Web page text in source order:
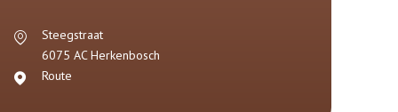
Steegstraat
6075 AC Herkenbosch
Route